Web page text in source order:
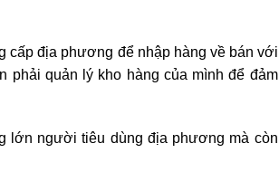
cấp địa phương để nhập hàng về bán với
phải quản lý kho hàng của mình để đảm
lớn người tiêu dùng địa phương mà còn